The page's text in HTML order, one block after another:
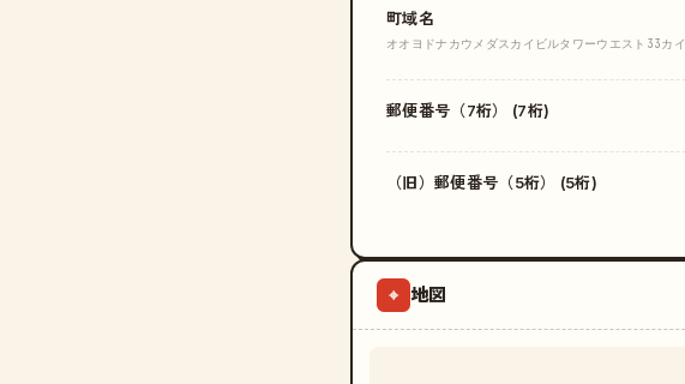
町域名
オオヨドナカウメダスカイビルタワーウエスト33カイ
郵便番号（7桁） (7桁)
（旧）郵便番号（5桁） (5桁)
⌖ 地図